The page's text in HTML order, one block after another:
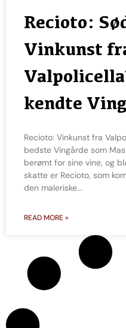
Recioto:
Vinkunst
kendte
Recioto: Vinkunst fra Valpolicella´s
bedste Vingårde som
berømt for sine vine, og
skatte er Recioto, som
den maleriske
READ MORE »